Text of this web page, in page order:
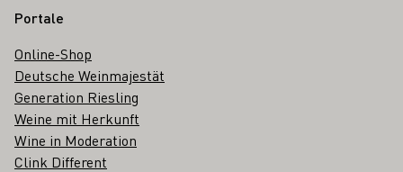
Portale
Online-Shop
Deutsche Weinmajestät
Generation Riesling
Weine mit Herkunft
Wine in Moderation
Clink Different